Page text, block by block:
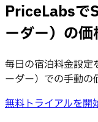
PriceLabsで
ーダー）の
毎日の宿泊料金設
ーダー）での手動の
無料トライアルを開